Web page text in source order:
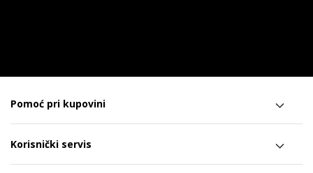
Pomoć pri kupovini
Korisnički servis